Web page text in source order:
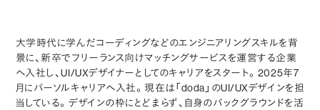
大学時代に学んだコーディングなどのエンジニアリングスキルを背
景に、新卒でフリーランス向けマッチングサービスを運営する企業
へ入社し、UI/UXデザイナーとしてのキャリアをスタート。2025年7
月にパーソルキャリアへ入社。現在は「doda」のUI/UXデザインを担
当している。デザインの枠にとどまらず、自身のバックグラウンドを活